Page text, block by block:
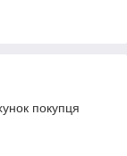
покупця